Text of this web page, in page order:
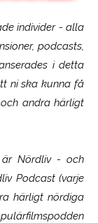
individer - alla
podcasts,
i detta
ni ska kunna få
andra härligt
ärNördliv- och
Podcast (varje
härligt nördiga